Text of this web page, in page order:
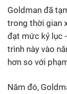
Goldman đã
trong thời gian
đạt mức kỷ lục
trình này vào
hơn so với
Năm đó,